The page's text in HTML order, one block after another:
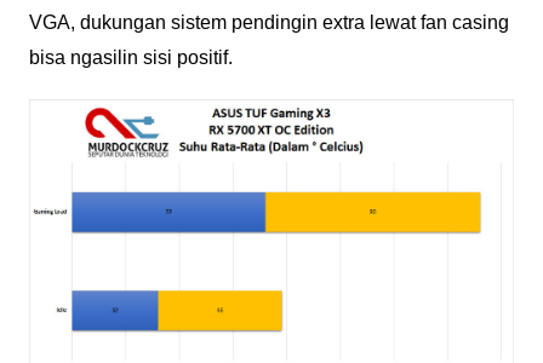
VGA, dukungan sistem pendingin extra lewat fan casing
bisa ngasilin sisi positif.